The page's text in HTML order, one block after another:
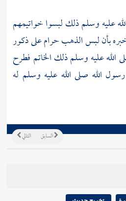
عليه وسلم ذلك لبسوا خواتيمهم
بأن لبس الذهب حرام على ذكور
الله عليه وسلم ذلك الخاتم فطرح
الله صلى الله عليه وسلم له
التالي السابق